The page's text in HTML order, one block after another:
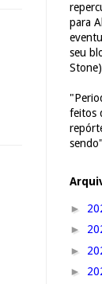
para
seu
Stone)
feitos
►
►
►
►